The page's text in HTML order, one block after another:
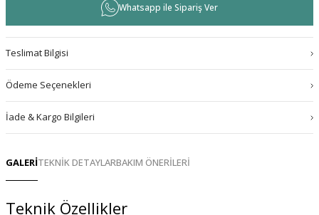
GALERİTEKNİK DETAYLARBAKIM ÖNERİLERİ
Teknik Özellikler
Whatsapp ile Sipariş Ver
Teslimat Bilgisi
Ödeme Seçenekleri
İade & Kargo Bilgileri